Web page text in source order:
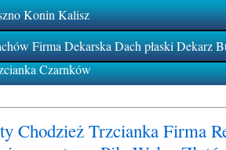
Konin Kalisz
Firma Dekarska Dach płaski Dekarz
Czarnków
Chodzież Trzcianka Firma